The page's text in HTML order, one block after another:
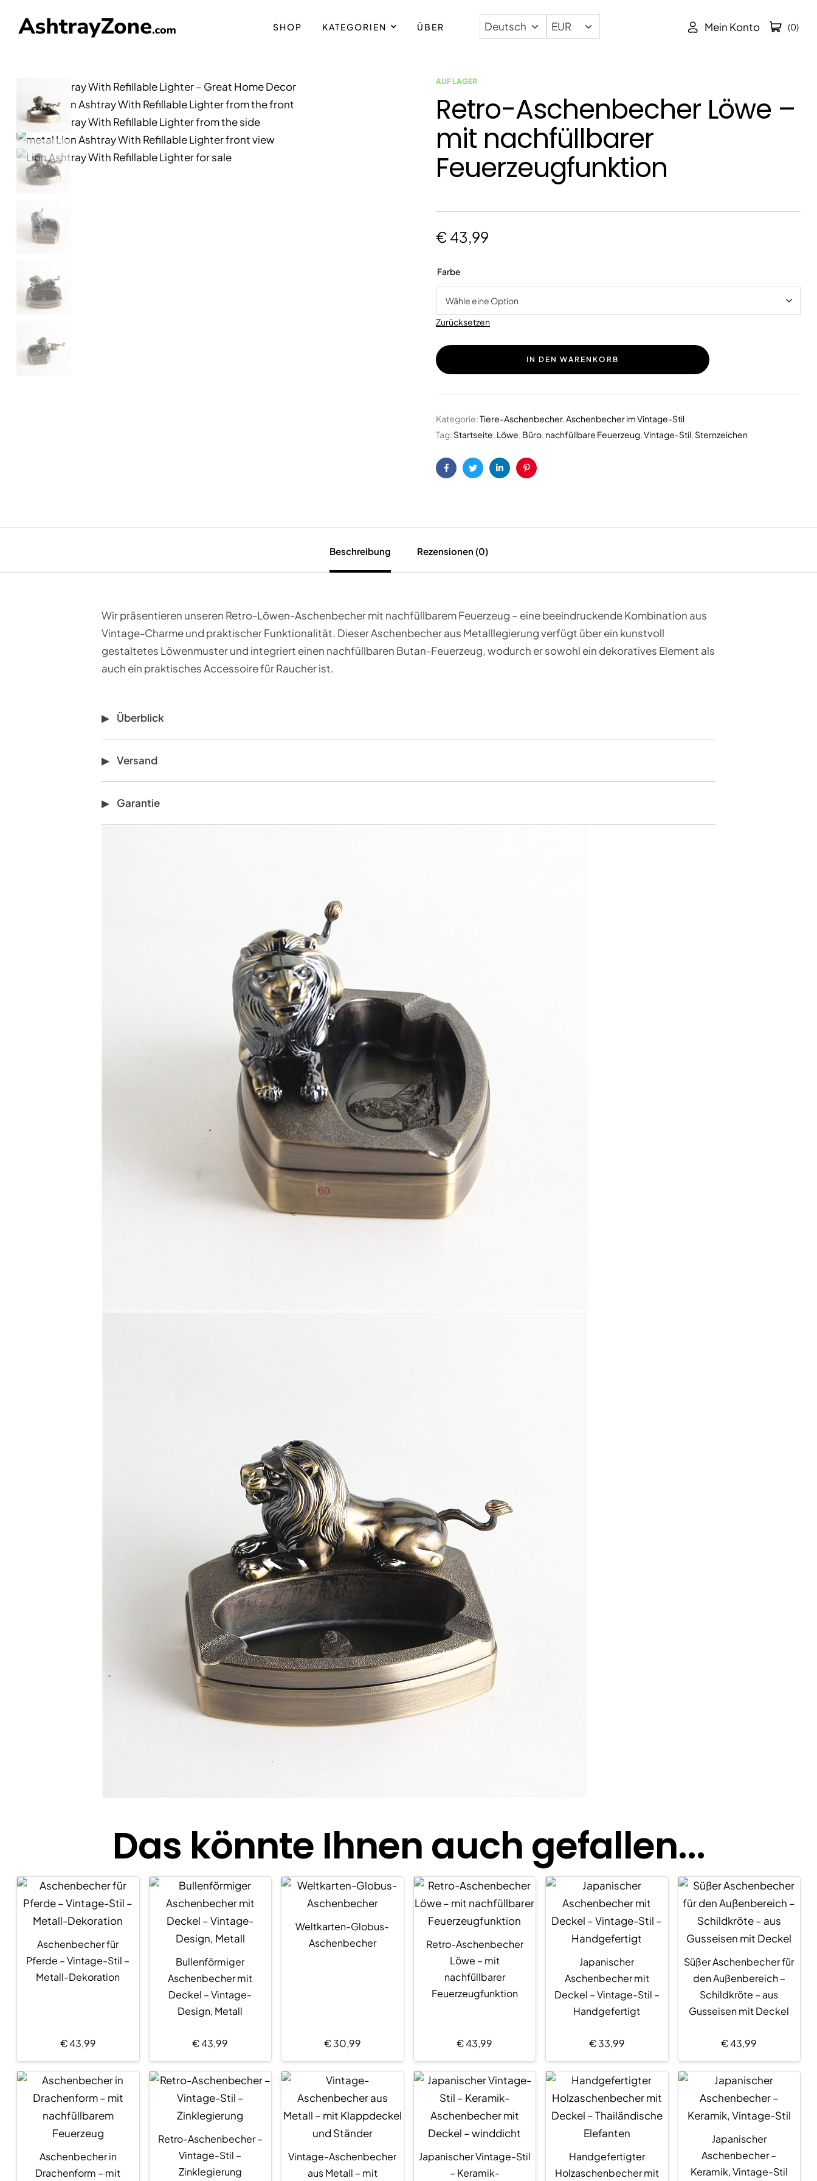
SHOP KATEGORIEN ÜBER Mein Konto (0)
AUF LAGER
Retro-Aschenbecher Löwe –
mit nachfüllbarer
Feuerzeugfunktion
€ 43,99
Farbe
Zurücksetzen
IN DEN WARENKORB
Kategorie:Tiere-Aschenbecher,Aschenbecher im Vintage-Stil
Tag: Startseite, Löwe, Büro, nachfüllbare Feuerzeug,Vintage-Stil, Sternzeichen
FacebookTwitterLinkedInPinterest
Beschreibung Rezensionen (0)
Wir präsentieren unseren Retro-Löwen-Aschenbecher mit nachfüllbarem Feuerzeug – eine beeindruckende Kombination aus
Vintage-Charme und praktischer Funktionalität. Dieser Aschenbecher aus Metalllegierung verfügt über ein kunstvoll
gestaltetes Löwenmuster und integriert einen nachfüllbaren Butan-Feuerzeug, wodurch er sowohl ein dekoratives Element als
auch ein praktisches Accessoire für Raucher ist.
Überblick
Versand
Garantie
Das könnte Ihnen auch gefallen...
Aschenbecher für
Pferde – Vintage-Stil –
Metall-Dekoration
€43,99
Bullenförmiger
Aschenbecher mit
Deckel – Vintage-
Design, Metall
€43,99
Weltkarten-Globus-
Aschenbecher
€30,99
Retro-Aschenbecher
Löwe – mit
nachfüllbarer
Feuerzeugfunktion
€43,99
Japanischer
Aschenbecher mit
Deckel – Vintage-Stil –
Handgefertigt
€33,99
Süßer Aschenbecher für
den Außenbereich –
Schildkröte – aus
Gusseisen mit Deckel
€43,99
Aschenbecher in
Drachenform – mit
Retro-Aschenbecher –
Vintage-Stil –
Zinklegierung
Vintage-Aschenbecher
aus Metall – mit
Japanischer Vintage-Stil
– Keramik-
Handgefertigter
Holzaschenbecher mit
Japanischer
Aschenbecher –
Keramik, Vintage-Stil